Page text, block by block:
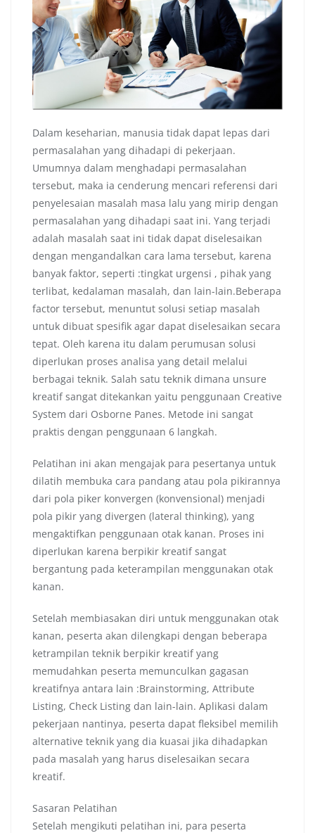
Dalam keseharian, manusia tidak dapat lepas dari
permasalahan yang dihadapi di pekerjaan.
Umumnya dalam menghadapi permasalahan
tersebut, maka ia cenderung mencari referensi dari
penyelesaian masalah masa lalu yang mirip dengan
permasalahan yang dihadapi saat ini. Yang terjadi
adalah masalah saat ini tidak dapat diselesaikan
dengan mengandalkan cara lama tersebut, karena
banyak faktor, seperti :tingkat urgensi , pihak yang
terlibat, kedalaman masalah, dan lain-lain.Beberapa
factor tersebut, menuntut solusi setiap masalah
untuk dibuat spesifik agar dapat diselesaikan secara
tepat. Oleh karena itu dalam perumusan solusi
diperlukan proses analisa yang detail melalui
berbagai teknik. Salah satu teknik dimana unsure
kreatif sangat ditekankan yaitu penggunaan Creative
System dari Osborne Panes. Metode ini sangat
praktis dengan penggunaan 6 langkah.
Pelatihan ini akan mengajak para pesertanya untuk
dilatih membuka cara pandang atau pola pikirannya
dari pola piker konvergen (konvensional) menjadi
pola pikir yang divergen (lateral thinking), yang
mengaktifkan penggunaan otak kanan. Proses ini
diperlukan karena berpikir kreatif sangat
bergantung pada keterampilan menggunakan otak
kanan.
Setelah membiasakan diri untuk menggunakan otak
kanan, peserta akan dilengkapi dengan beberapa
ketrampilan teknik berpikir kreatif yang
memudahkan peserta memunculkan gagasan
kreatifnya antara lain :Brainstorming, Attribute
Listing, Check Listing dan lain-lain. Aplikasi dalam
pekerjaan nantinya, peserta dapat fleksibel memilih
alternative teknik yang dia kuasai jika dihadapkan
pada masalah yang harus diselesaikan secara
kreatif.
Sasaran Pelatihan
Setelah mengikuti pelatihan ini, para peserta